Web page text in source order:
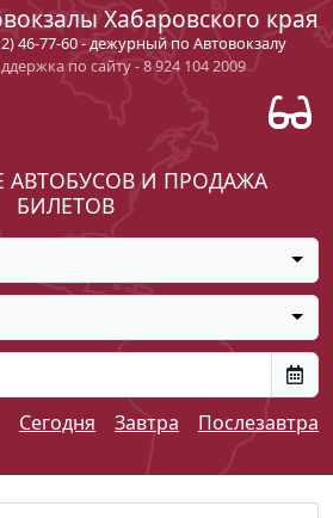
Хабаровского края
46-77-60 - дежурный по Автовокзалу
по сайту - 8 924 104 2009
АВТОБУСОВ И ПРОДАЖА
БИЛЕТОВ
Сегодня Завтра Послезавтра